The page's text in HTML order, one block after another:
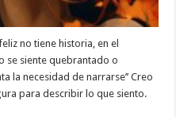
no tiene historia, en el
se siente quebrantado o
la necesidad de narrarse’’ Creo
para describir lo que siento.